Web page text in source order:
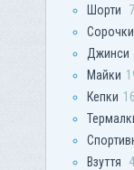
Шорти
Сорочки
Джинси
Майки
Кепки 16
Взуття
4